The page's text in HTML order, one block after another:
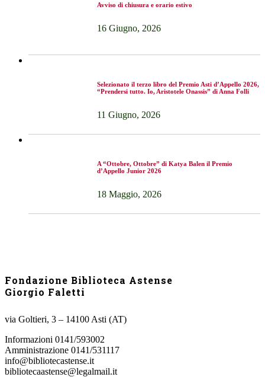
Avviso di chiusura e orario estivo
16 Giugno, 2026
Selezionato il terzo libro del Premio Asti d’Appello 2026,
“Prendersi tutto. Io, Aristotele Onassis” di Anna Folli
11 Giugno, 2026
A “Ottobre, Ottobre” di Katya Balen il Premio
d’Appello Junior 2026
18 Maggio, 2026
Fondazione Biblioteca Astense
Giorgio Faletti
via Goltieri, 3 – 14100 Asti (AT)
Informazioni 0141/593002
Amministrazione 0141/531117
info@bibliotecastense.it
bibliotecaastense@legalmail.it